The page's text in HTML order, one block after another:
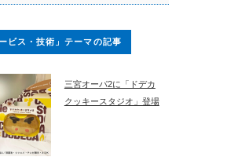
ビス・技術」テーマの記事
三宮オーパ2に「ドデカ
クッキースタジオ」登場